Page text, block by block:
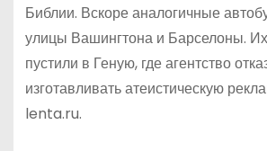
Библии. Вскоре аналогичные
улицы Вашингтона и Барселоны.
пустили в Геную, где агентство
изготавливать атеистическую
lenta.ru.